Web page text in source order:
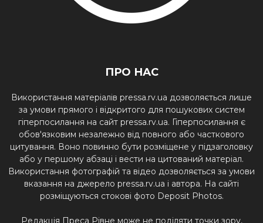
ПРО НАС
Використання матеріалів pressa.rv.ua дозволяється лише
за умови прямого і відкритого для пошукових систем
гіперпосилання на сайт pressa.rv.ua. Гіперпосилання є
обов'язковим незалежно від повного або часткового
цитування. Воно повинно бути розміщене у підзаголовку
або у першому абзаці і вести на цитований матеріал.
Використання фотографій та відео дозволяється за умови
вказання на джерело pressa.rv.ua і автора. На сайті
розміщуються стокові фото Deposit Photos.
Редакція Преса Рівне може не поділяти точки зору,